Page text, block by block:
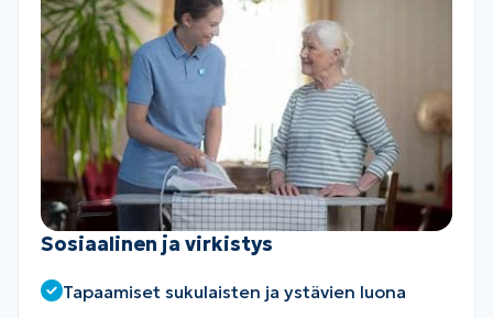
Sosiaalinen ja virkistys
Tapaamiset sukulaisten ja ystävien luona